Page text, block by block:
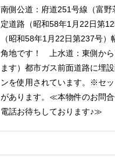
南側公道：府道251号線（富
定道路（昭和58年1月22日第
（昭和58年1月22日第237号
角地です！ 上水道：東側から
ます）都市ガス前面道路に埋
ンを使用されています。※セ
があります。≪本物件のお問
電話お待ちしております♪≫